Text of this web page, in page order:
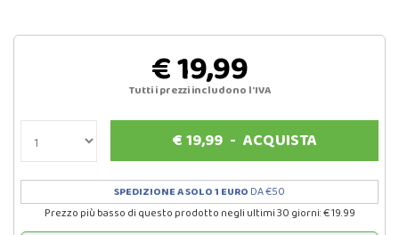
€ 19,99
Tutti i prezzi includono l'IVA
€19,99- ACQUISTA
SPEDIZIONE A SOLO 1 EURO DA €50
Prezzo più basso di questo prodotto negli ultimi 30 giorni: € 19.99